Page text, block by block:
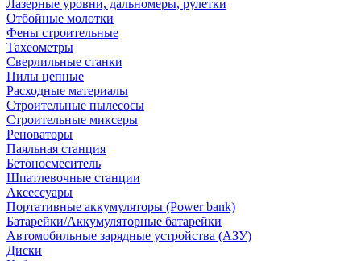
Лазерные уровни, дальномеры, рулетки
Отбойные молотки
Фены строительные
Тахеометры
Сверлильные станки
Пилы цепные
Расходные материалы
Строительные пылесосы
Строительные миксеры
Реноваторы
Паяльная станция
Бетоносмеситель
Шпатлевочные станции
Аксессуары
Портативные аккумуляторы (Power bank)
Батарейки/Аккумуляторные батарейки
Автомобильные зарядные устройства (АЗУ)
Диски